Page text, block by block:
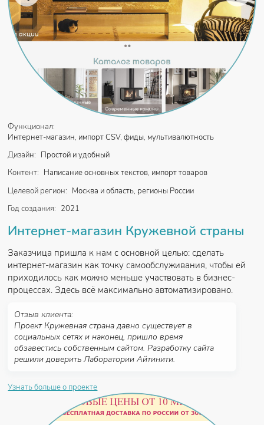
Функционал:
Интернет-магазин, импорт CSV, фиды, мультивалютность
Дизайн: Простой и удобный
Контент: Написание основных текстов, импорт товаров
Целевой регион: Москва и область, регионы России
Год создания: 2021
Интернет-магазин Кружевной страны
Заказчица пришла к нам с основной целью: сделать
интернет-магазин как точку самообслуживания, чтобы ей
приходилось как можно меньше участвовать в бизнес-
процессах. Здесь всё максимально автоматизировано.
Отзыв клиента:
Проект Кружевная страна давно существует в
социальных сетях и наконец, пришло время
обзавестись собственным сайтом. Разработку сайта
решили доверить Лаборатории Айтинити.
Узнать больше о проекте